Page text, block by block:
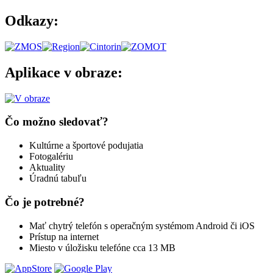
Odkazy:
Aplikace v obraze:
Čo možno sledovať?
Kultúrne a športové podujatia
Fotogalériu
Aktuality
Úradnú tabuľu
Čo je potrebné?
Mať chytrý telefón s operačným systémom Android či iOS
Prístup na internet
Miesto v úložisku telefóne cca 13 MB